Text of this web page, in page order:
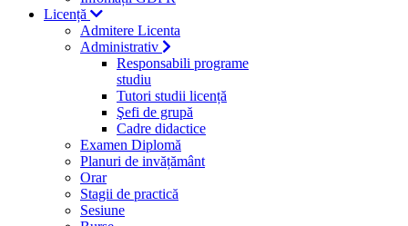
Licență
Admitere Licenta
Administrativ
Responsabili programe
studiu
Tutori studii licență
Şefi de grupă
Cadre didactice
Examen Diplomă
Planuri de invățământ
Orar
Stagii de practică
Sesiune